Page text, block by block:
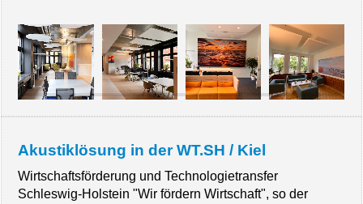
Akustiklösung in der WT.SH / Kiel
Wirtschaftsförderung und Technologietransfer
Schleswig-Holstein "Wir fördern Wirtschaft", so der